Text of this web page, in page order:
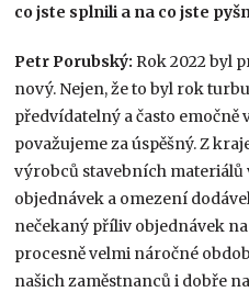
co jste splnili a na co jste
Petr Porubský: Rok 2022 byl
nový. Nejen, že to byl rok
předvídatelný a často emočně
považujeme za úspěšný. Z
výrobců stavebních materiálů
objednávek a omezení
nečekaný příliv objednávek
procesně velmi náročné
našich zaměstnanců i dobře